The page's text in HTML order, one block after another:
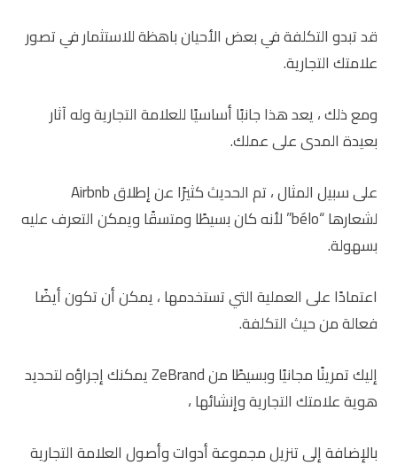
قد تبدو التكلفة في بعض الأحيان باهظة للاستثمار في تصور
علامتك التجارية.
ومع ذلك ، يعد هذا جانبًا أساسيًا للعلامة التجارية وله آثار
بعيدة المدى على عملك.
على سبيل المثال ، تم الحديث كثيرًا عن إطلاق Airbnb
لشعارها “bélo” لأنه كان بسيطًا ومتسقًا ويمكن التعرف عليه
بسهولة.
اعتمادًا على العملية التي تستخدمها ، يمكن أن تكون أيضًا
فعالة من حيث التكلفة.
إليك تمرينًا مجانيًا وبسيطًا من ZeBrand يمكنك إجراؤه لتحديد
هوية علامتك التجارية وإنشائها ،
بالإضافة إلى تنزيل مجموعة أدوات وأصول العلامة التجارية